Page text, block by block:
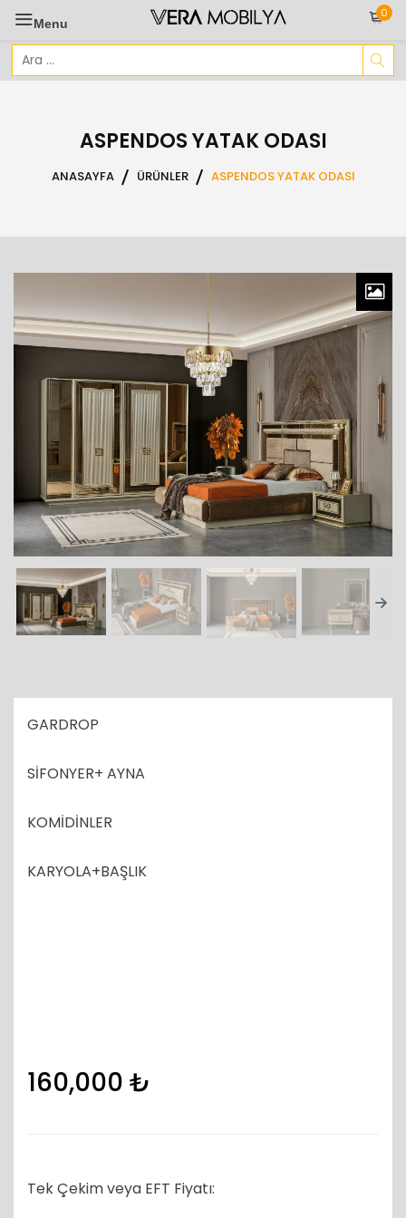
Skip
content
Menu
0
Arama
sonuçları:
ASPENDOS YATAK ODASI
ANASAYFA ÜRÜNLER ASPENDOS YATAK ODASI
GARDROP
SİFONYER+ AYNA
KOMİDİNLER
KARYOLA+BAŞLIK
160,000 ₺
Tek Çekim veya EFT Fiyatı: